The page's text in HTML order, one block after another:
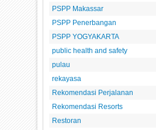
PSPP Makassar
PSPP Penerbangan
PSPP YOGYAKARTA
public health and safety
pulau
rekayasa
Rekomendasi Perjalanan
Rekomendasi Resorts
Restoran